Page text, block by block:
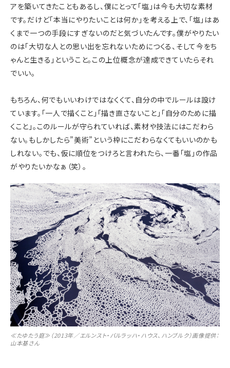
アを築いてきたこともあるし、僕にとって「塩」は今も大切な素材
です。だけど「本当にやりたいことは何か」を考える上で、「塩」はあ
くまで一つの手段にすぎないのだと気づいたんです。僕がやりたい
のは「大切な人との思い出を忘れないためにつくる、そして今をち
ゃんと生きる」ということ。この上位概念が達成できていたらそれ
でいい。
もちろん、何でもいいわけではなくくて、自分の中でルールは設け
ています。「一人で描くこと」「描き直さないこと」「自分のために描
くこと」。このルールが守られていれば、素材や技法にはこだわら
ない。 もしかしたら”美術”という枠にこだわらなくてもいいのかも
しれない。でも、仮に順位をつけろと言われたら、一番「塩」の作品
がやりたいかなぁ（笑）。
≪たゆたう庭≫（2013年／エルンスト・バルラッハ・ハウス、ハンブルク）画像提供：
山本基さん